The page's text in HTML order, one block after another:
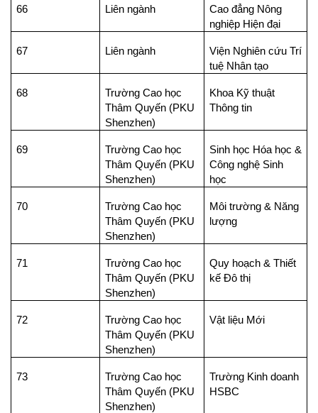
66 Liên ngành
Cao đẳng Nông
nghiệp Hiện đại
67 Liên ngành
Viện Nghiên cứu Trí
tuệ Nhân tạo
68
Trường Cao học
Thâm Quyến (PKU
Shenzhen)
Khoa Kỹ thuật
Thông tin
69
Trường Cao học
Thâm Quyến (PKU
Shenzhen)
Sinh học Hóa học &
Công nghệ Sinh
học
70
Trường Cao học
Thâm Quyến (PKU
Shenzhen)
Môi trường & Năng
lượng
71
Trường Cao học
Thâm Quyến (PKU
Shenzhen)
Quy hoạch & Thiết
kế Đô thị
72
Trường Cao học
Thâm Quyến (PKU
Shenzhen)
Vật liệu Mới
73
Trường Cao học
Thâm Quyến (PKU
Shenzhen)
Trường Kinh doanh
HSBC